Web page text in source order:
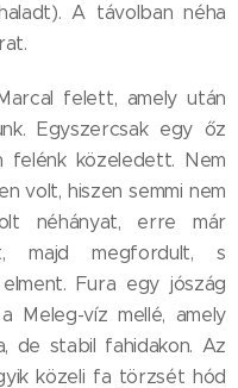
A távolban néha
felett, amely után
Egyszercsak egy őz
felénk közeledett. Nem
volt, hiszen semmi nem
néhányat, erre már
majd megfordult, s
Fura egy jószág
Meleg-víz mellé, amely
de stabil fahidakon. Az
közeli fa törzsét hód